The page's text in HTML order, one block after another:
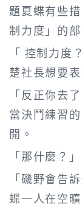
題夏蝶有些
制力度」的部
「 控制力度
楚社長想要
「反正你去
當決鬥練習
開。
「那什麼？」
「磯野會告
蝶一人在空